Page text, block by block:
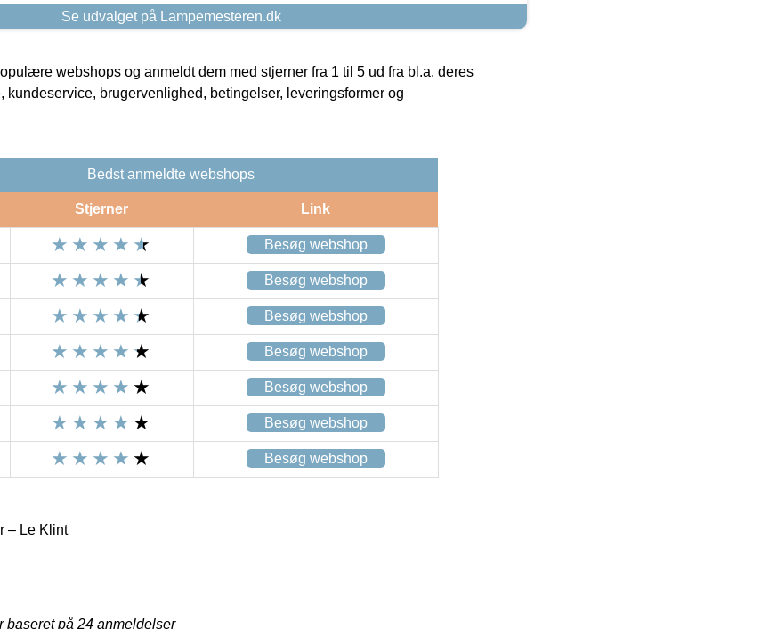
Se udvalget på Lampemesteren.dk
webshops og anmeldt dem med stjerner fra 1 til 5 ud fra bl.a. deres
kundeservice, brugervenlighed, betingelser, leveringsformer og
Bedst anmeldte webshops
Stjerner Link
Besøg webshop
Besøg webshop
Besøg webshop
Besøg webshop
Besøg webshop
Besøg webshop
Besøg webshop
– Le Klint
baseret på 24 anmeldelser